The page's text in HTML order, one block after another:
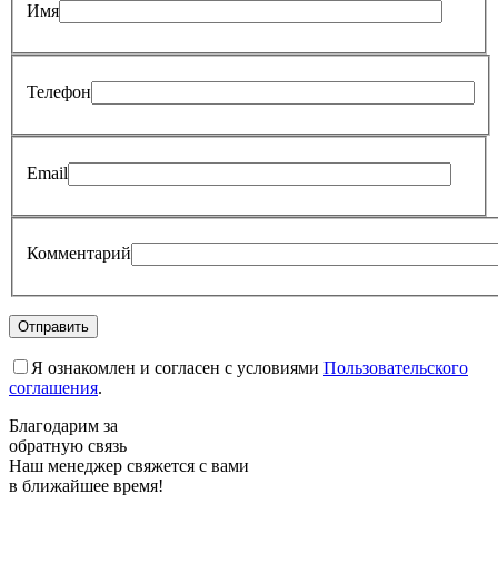
Имя
Телефон
Email
Комментарий
Я ознакомлен и согласен с условиями Пользовательского
соглашения.
Благодарим за
обратную связь
Наш менеджер свяжется с вами
в ближайшее время!